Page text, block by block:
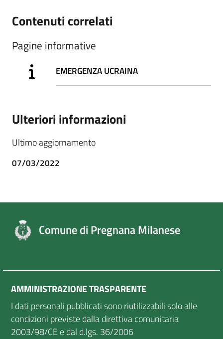
Contenuti correlati
Pagine informative
EMERGENZA UCRAINA
Ulteriori informazioni
Ultimo aggiornamento
07/03/2022
Comune di Pregnana Milanese
AMMINISTRAZIONE TRASPARENTE
I dati personali pubblicati sono riutilizzabili solo alle
condizioni previste dalla direttiva comunitaria
2003/98/CE e dal d.lgs. 36/2006